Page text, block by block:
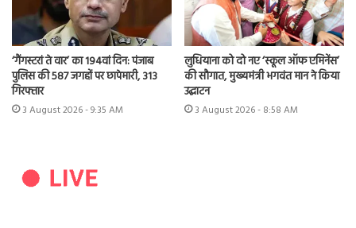
‘गैंगस्टरां ते वार’ का 194वां दिन: पंजाब
पुलिस की 587 जगहों पर छापेमारी, 313
गिरफ्तार
3 August 2026 - 9:35 AM
लुधियाना को दो नए ‘स्कूल ऑफ एमिनेंस’
की सौगात, मुख्यमंत्री भगवंत मान ने किया
उद्घाटन
3 August 2026 - 8:58 AM